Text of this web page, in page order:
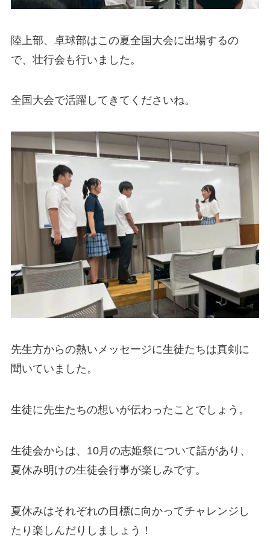
陸上部、卓球部はこの夏全国大会に出場するの
で、壮行会も行いました。
全国大会で活躍してきてくださいね。
先生方からの熱いメッセージに生徒たちは真剣に
聞いていました。
生徒に先生たちの想いが伝わったことでしょう。
生徒会からは、10月の志姫祭について話があり、
夏休み明けの生徒会行事が楽しみです。
夏休みはそれぞれの目標に向かってチャレンジし
たり楽しんだりしましょう！